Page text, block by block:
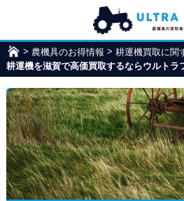
ウ
ル
ト
ラ
フ
ァ
ー
ム
> 農機具のお得情報 > 耕運機買取に関
耕運機を滋賀で高価買取するならウルトラ